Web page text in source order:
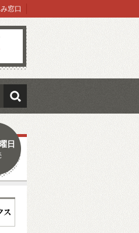
窓口
検索
日